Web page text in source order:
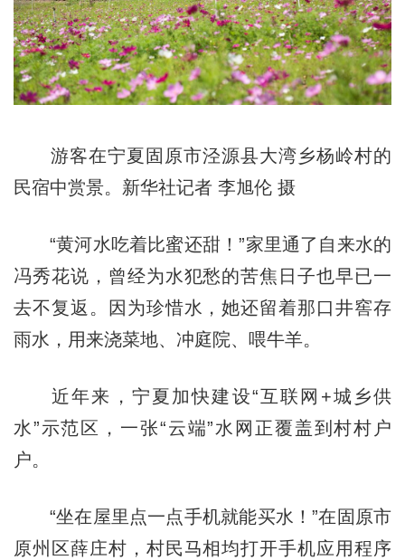
游客在宁夏固原市泾源县大湾乡杨岭村的
民宿中赏景。新华社记者 李旭伦 摄
“黄河水吃着比蜜还甜！”家里通了自来水的
冯秀花说，曾经为水犯愁的苦焦日子也早已一
去不复返。因为珍惜水，她还留着那口井窖存
雨水，用来浇菜地、冲庭院、喂牛羊。
近年来，宁夏加快建设“互联网+城乡供
水”示范区，一张“云端”水网正覆盖到村村户
户。
“坐在屋里点一点手机就能买水！”在固原市
原州区薛庄村，村民马相均打开手机应用程序